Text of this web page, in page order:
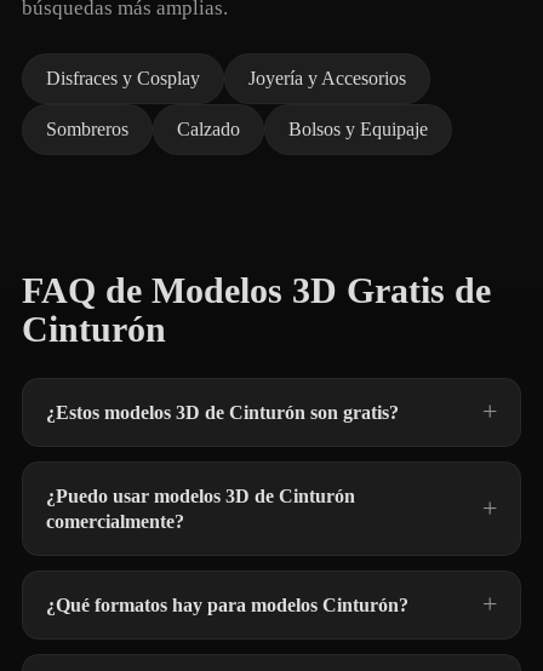
búsquedas más amplias.
Disfraces y Cosplay Joyería y Accesorios
Sombreros Calzado Bolsos y Equipaje
FAQ de Modelos 3D Gratis de
Cinturón
¿Estos modelos 3D de Cinturón son gratis?
¿Puedo usar modelos 3D de Cinturón
comercialmente?
¿Qué formatos hay para modelos Cinturón?